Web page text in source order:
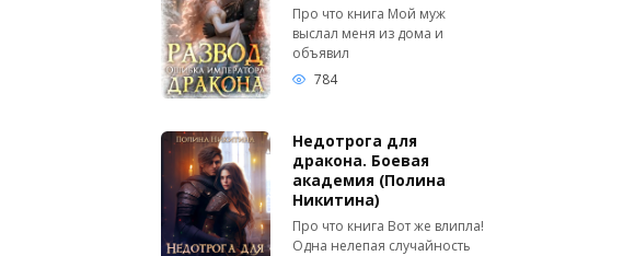
Про что книга Мой муж
выслал меня из дома и
объявил
784
Недотрога для
дракона. Боевая
академия (Полина
Никитина)
Про что книга Вот же влипла!
Одна нелепая случайность